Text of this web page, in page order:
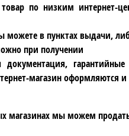
по низким интернет-
можете в пунктах выдачи,
при получении
документация,
магазин оформляются
магазинах мы можем